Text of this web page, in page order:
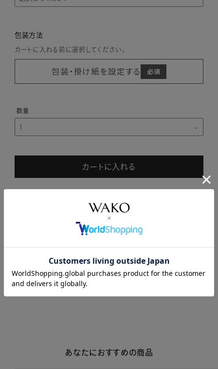
包装方法
カートに入れる前に選択してください。
包装・掛け紙を設定する
カートに入れる
商品詳細
注意事項・キャンセル・返品
あなたにおすすめの商品